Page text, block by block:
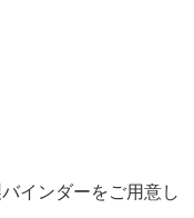
インダーをご用意し